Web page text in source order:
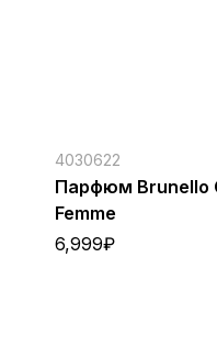
4030622
Парфюм Brunello
Femme
6,999₽